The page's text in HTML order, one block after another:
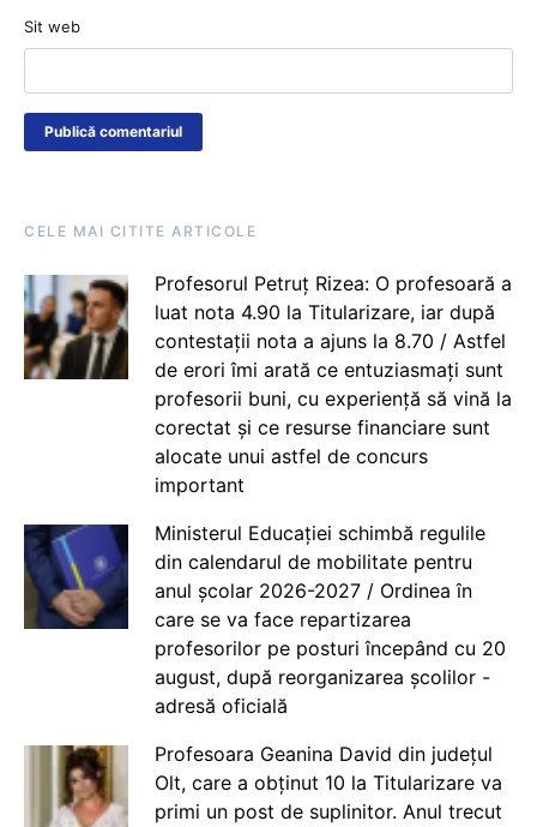
Sit web
CELE MAI CITITE ARTICOLE
Profesorul Petruț Rizea: O profesoară a
luat nota 4.90 la Titularizare, iar după
contestații nota a ajuns la 8.70 / Astfel
de erori îmi arată ce entuziasmați sunt
profesorii buni, cu experiență să vină la
corectat și ce resurse financiare sunt
alocate unui astfel de concurs
important
Ministerul Educației schimbă regulile
din calendarul de mobilitate pentru
anul școlar 2026-2027 / Ordinea în
care se va face repartizarea
profesorilor pe posturi începând cu 20
august, după reorganizarea școlilor -
adresă oficială
Profesoara Geanina David din județul
Olt, care a obținut 10 la Titularizare va
primi un post de suplinitor. Anul trecut